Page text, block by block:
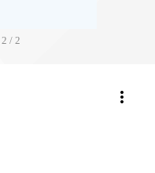
2 / 2
more_vert